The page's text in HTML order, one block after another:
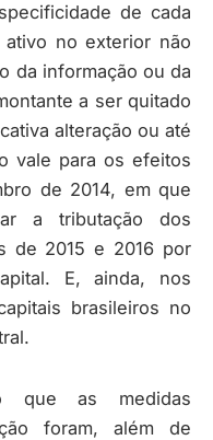
de cada
no exterior não
da informação ou da
a ser quitado
alteração ou até
vale para os efeitos
de 2014, em que
a tributação dos
de 2015 e 2016 por
E, ainda, nos
brasileiros no
que as medidas
foram, além de